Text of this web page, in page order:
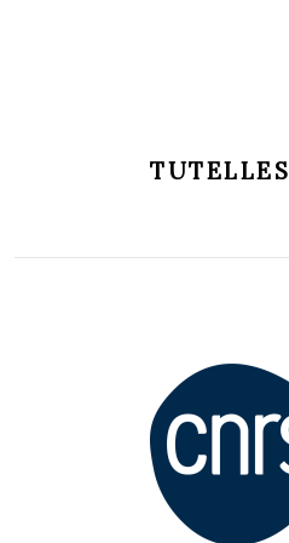
TUTELLES